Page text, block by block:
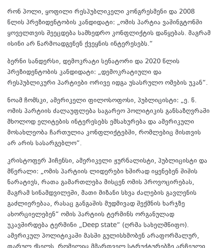
რონ პოლი, ყოფილი რესპუბლიკელი კონგრესმენი და 2008
წლის პრეზიდენტობის კანდიდატი: „ომის პარტია ვაშინგტონში
ყოველთვის შეეცდება სამხედრო კონფლიქტის დაწყებას. მაგრამ
ისინი არ წარმოადგენენ ქვეყნის ინტერესებს.“
ბერნი სანდერსი, დემოკრატი სენატორი და 2020 წლის
პრეზიდენტობის კანდიდატი: „დემოკრატიული და
რესპუბლიკური პარტიები ორივე იდგა უსასრულო ომების უკან“.
ნოამ ჩომსკი, ამერიკელი ფილოსოფოსი, პუბლიცისტი: „ე. წ.
ომის პარტიის ძალაუფლება საგარეო პოლიტიკის განსაზღვრაში
მხოლოდ ელიტების ინტერესებს ემსახურება და ამერიკული
მოსახლეობა ჩართულია კონფლიქტებში, რომლებიც მისთვის
არ არის სასარგებლო“.
კრისტოფერ ჰიჩენსი, ამერიკელი ჟურნალისტი, პუბლიცისტი და
მწერალი: „ომის პარტიის ლიდერები ხშირად იყენებენ შიშის
ნარატივს, რათა გამართლება მისცენ ომის პროვოცირებას,
მაგრამ სინამდვილეში, მათი მიზანი სხვა ძალების გავლენის
გაძლიერებაა, რასაც განგაშის მუდმივად შექმნის ხარჯზე
ახორციელებენ“ ომის პარტიის ტერმინს ორგანულად
უკავშირდება ტერმინი „Deep state“ (ღრმა სახელმწიფო).
ამერიკულ პოლიტიკაში მასში გულისხმობენ არაფორმალურ,